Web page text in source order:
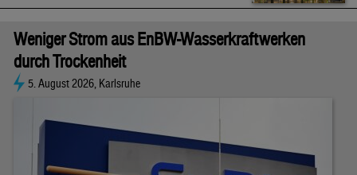
Weniger Strom aus EnBW-Wasserkraftwerken
durch Trockenheit
5. August 2026, Karlsruhe